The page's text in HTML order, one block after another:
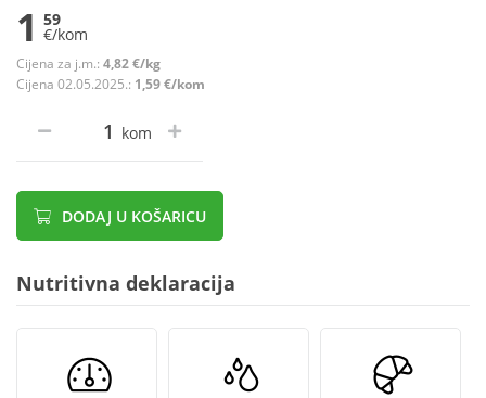
1 59
€/kom
Cijena za j.m.: 4,82 €/kg
Cijena 02.05.2025.: 1,59 €/kom
kom
DODAJ U KOŠARICU
Nutritivna deklaracija